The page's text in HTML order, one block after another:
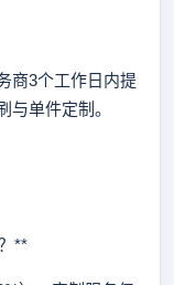
3个工作日内提
与单件定制。
**